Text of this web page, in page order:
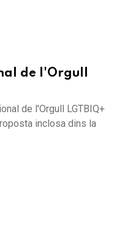
de l'Orgull
de l'Orgull LGTBIQ+
inclosa dins la